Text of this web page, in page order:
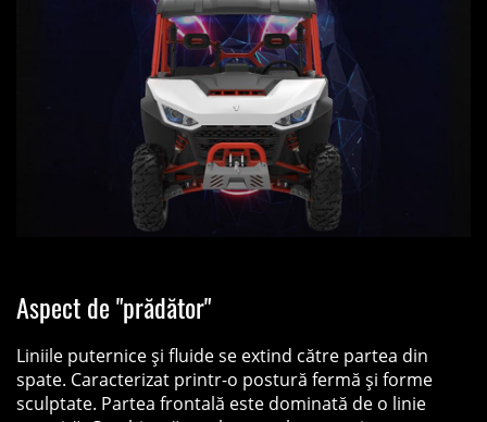
Aspect de "prădător"
Liniile puternice și fluide se extind către partea din
spate. Caracterizat printr-o postură fermă și forme
sculptate. Partea frontală este dominată de o linie